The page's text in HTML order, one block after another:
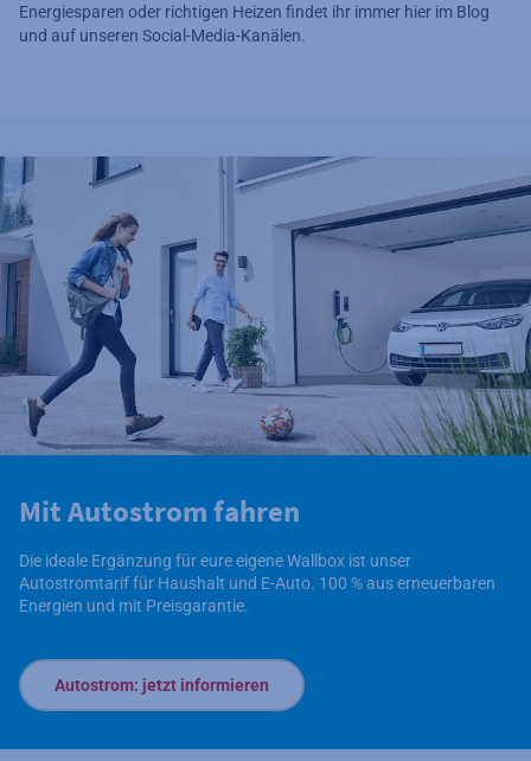
Energiesparen oder richtigen Heizen findet ihr immer hier im Blog
und auf unseren Social-Media-Kanälen.
Mit Autostrom fahren
Die ideale Ergänzung für eure eigene Wallbox ist unser
Autostromtarif für Haushalt und E-Auto. 100 % aus erneuerbaren
Energien und mit Preisgarantie.
Autostrom: jetzt informieren